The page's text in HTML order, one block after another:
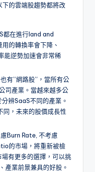
的雲端股趨勢都將改
都在進行land and
的轉換率會下降、
能逆勢加速會非常稀
有”網路股”，當所有公
司產業。當越來越多公
辨SaaS不同的產業。
，未來的股價成長性
Burn Rate, 不考慮
的市場，將重新被檢
有更多的選擇，可以挑
產業前景兼具的好股。